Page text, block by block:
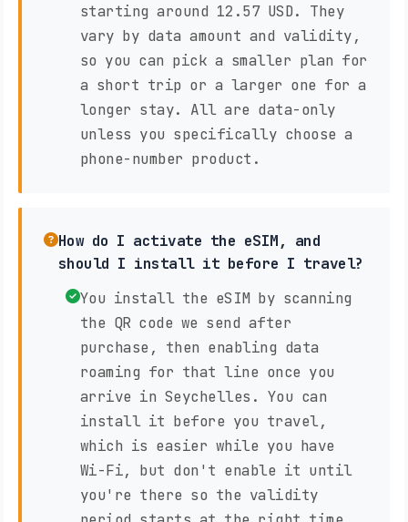
starting around 12.57 USD. They
vary by data amount and validity,
so you can pick a smaller plan for
a short trip or a larger one for a
longer stay. All are data-only
unless you specifically choose a
phone-number product.
How do I activate the eSIM, and
should I install it before I travel?
You install the eSIM by scanning
the QR code we send after
purchase, then enabling data
roaming for that line once you
arrive in Seychelles. You can
install it before you travel,
which is easier while you have
Wi-Fi, but don't enable it until
you're there so the validity